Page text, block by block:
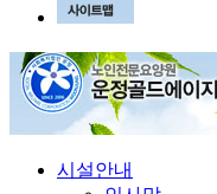
시설안내